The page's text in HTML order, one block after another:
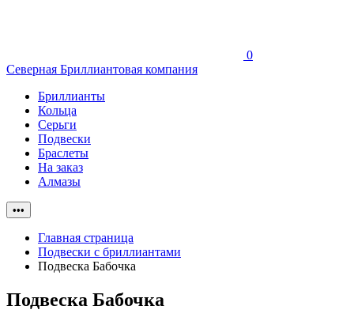
0
Северная Бриллиантовая компания
Бриллианты
Кольца
Серьги
Подвески
Браслеты
На заказ
Алмазы
•••
Главная страница
Подвески с бриллиантами
Подвеска Бабочка
Подвеска Бабочка